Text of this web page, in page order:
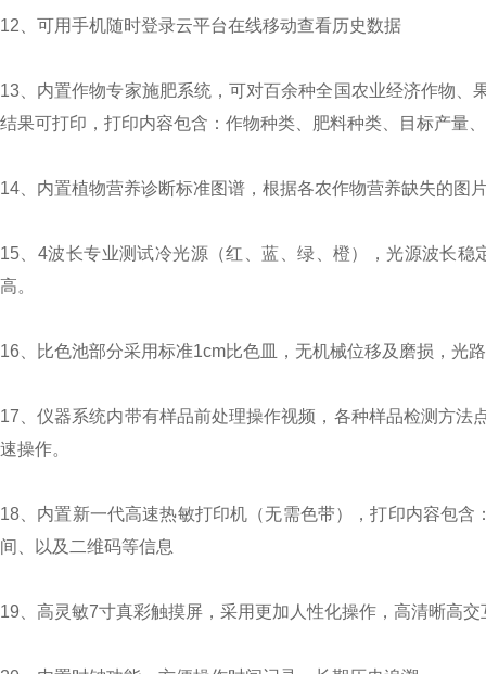
12、可用手机随时登录云平台在线移动查看历史数据
13、内置作物专家施肥系统，可对百余种全国农业经济作物
结果可打印，打印内容包含：作物种类、肥料种类、目标产量
14、内置植物营养诊断标准图谱，根据各农作物营养缺失的图
15、4波长专业测试冷光源（红、蓝、绿、橙），光源波长
高。
16、比色池部分采用标准1cm比色皿，无机械位移及磨损，光
17、仪器系统内带有样品前处理操作视频，各种样品检测方
速操作。
18、内置新一代高速热敏打印机（无需色带），打印内容包
间、以及二维码等信息
19、高灵敏7寸真彩触摸屏，采用更加人性化操作，高清晰高